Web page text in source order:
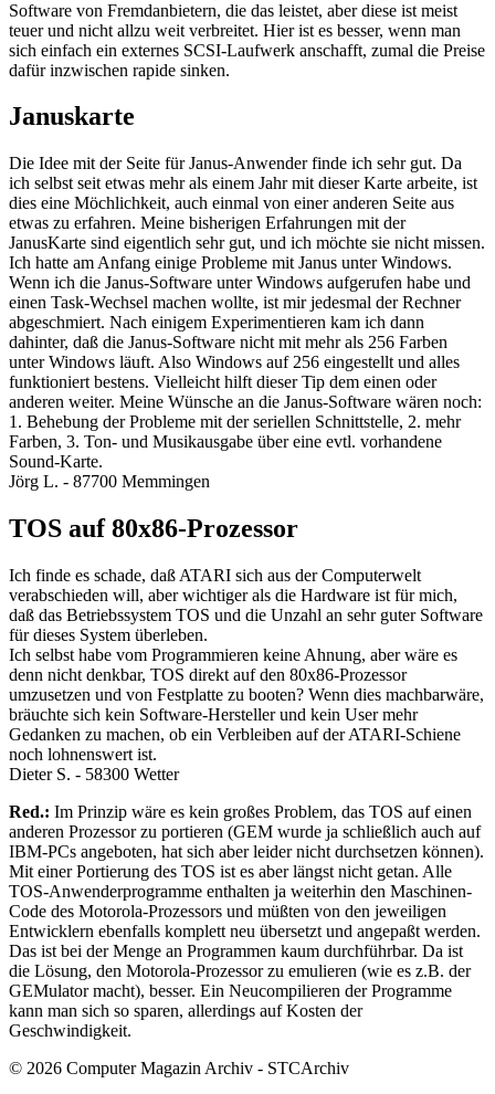
Software von Fremdanbietern, die das leistet, aber diese ist meist
teuer und nicht allzu weit verbreitet. Hier ist es besser, wenn man
sich einfach ein externes SCSI-Laufwerk anschafft, zumal die Preise
dafür inzwischen rapide sinken.
Januskarte
Die Idee mit der Seite für Janus-Anwender finde ich sehr gut. Da
ich selbst seit etwas mehr als einem Jahr mit dieser Karte arbeite, ist
dies eine Möchlichkeit, auch einmal von einer anderen Seite aus
etwas zu erfahren. Meine bisherigen Erfahrungen mit der
JanusKarte sind eigentlich sehr gut, und ich möchte sie nicht missen.
Ich hatte am Anfang einige Probleme mit Janus unter Windows.
Wenn ich die Janus-Software unter Windows aufgerufen habe und
einen Task-Wechsel machen wollte, ist mir jedesmal der Rechner
abgeschmiert. Nach einigem Experimentieren kam ich dann
dahinter, daß die Janus-Software nicht mit mehr als 256 Farben
unter Windows läuft. Also Windows auf 256 eingestellt und alles
funktioniert bestens. Vielleicht hilft dieser Tip dem einen oder
anderen weiter. Meine Wünsche an die Janus-Software wären noch:
1. Behebung der Probleme mit der seriellen Schnittstelle, 2. mehr
Farben, 3. Ton- und Musikausgabe über eine evtl. vorhandene
Sound-Karte.
Jörg L. - 87700 Memmingen
TOS auf 80x86-Prozessor
Ich finde es schade, daß ATARI sich aus der Computerwelt
verabschieden will, aber wichtiger als die Hardware ist für mich,
daß das Betriebssystem TOS und die Unzahl an sehr guter Software
für dieses System überleben.
Ich selbst habe vom Programmieren keine Ahnung, aber wäre es
denn nicht denkbar, TOS direkt auf den 80x86-Prozessor
umzusetzen und von Festplatte zu booten? Wenn dies machbarwäre,
bräuchte sich kein Software-Hersteller und kein User mehr
Gedanken zu machen, ob ein Verbleiben auf der ATARI-Schiene
noch lohnenswert ist.
Dieter S. - 58300 Wetter
Red.: Im Prinzip wäre es kein großes Problem, das TOS auf einen
anderen Prozessor zu portieren (GEM wurde ja schließlich auch auf
IBM-PCs angeboten, hat sich aber leider nicht durchsetzen können).
Mit einer Portierung des TOS ist es aber längst nicht getan. Alle
TOS-Anwenderprogramme enthalten ja weiterhin den Maschinen-
Code des Motorola-Prozessors und müßten von den jeweiligen
Entwicklern ebenfalls komplett neu übersetzt und angepaßt werden.
Das ist bei der Menge an Programmen kaum durchführbar. Da ist
die Lösung, den Motorola-Prozessor zu emulieren (wie es z.B. der
GEMulator macht), besser. Ein Neucompilieren der Programme
kann man sich so sparen, allerdings auf Kosten der
Geschwindigkeit.
© 2026 Computer Magazin Archiv - STCArchiv